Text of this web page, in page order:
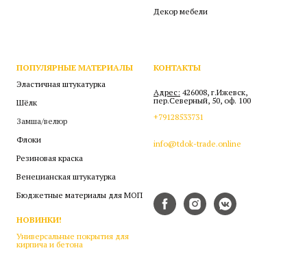
Декор мебели
ПОПУЛЯРНЫЕ МАТЕРИАЛЫ
Эластичная штукатурка
Шёлк
Замша/велюр
Флоки
Резиновая краска
Венецианская штукатурка
Бюджетные материалы для МОП
НОВИНКИ!
Универсальные покрытия для
кирпича и бетона
КОНТАКТЫ
Адрес: 426008, г.Ижевск,
пер.Северный, 50, оф. 100
+79128533731
info@tdok-trade.online